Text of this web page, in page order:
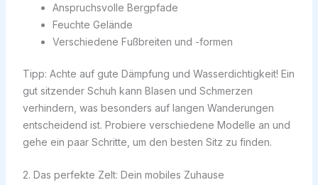
Anspruchsvolle Bergpfade
Feuchte Gelände
Verschiedene Fußbreiten und -formen
Tipp: Achte auf gute Dämpfung und Wasserdichtigkeit! Ein
gut sitzender Schuh kann Blasen und Schmerzen
verhindern, was besonders auf langen Wanderungen
entscheidend ist. Probiere verschiedene Modelle an und
gehe ein paar Schritte, um den besten Sitz zu finden.
2. Das perfekte Zelt: Dein mobiles Zuhause